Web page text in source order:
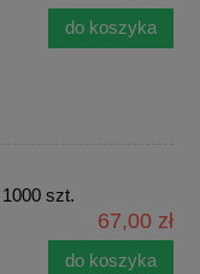
do koszyka
szt.
67,00 zł
do koszyka